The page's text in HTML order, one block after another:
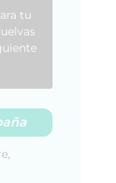
tu